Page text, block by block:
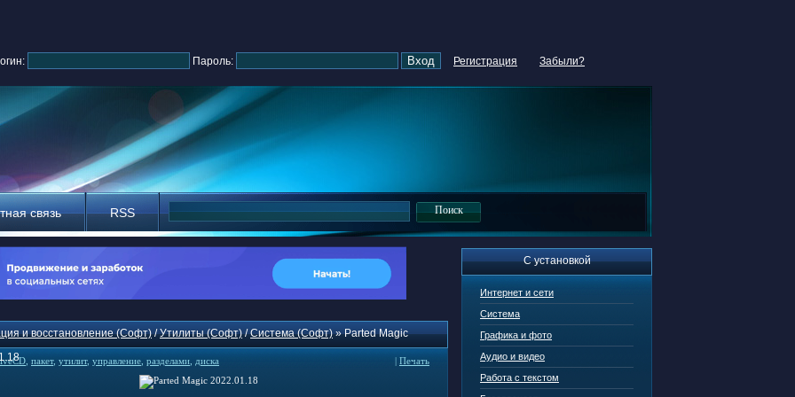
Пароль: Регистрация Забыли?
связь RSS
С установкой
Интернет и сети
Система
Графика и фото
Аудио и видео
Работа с текстом
и восстановление (Софт)/Утилиты (Софт)/Система (Софт)» Parted Magic
пакет, утилит, управление разделами диска | Печать